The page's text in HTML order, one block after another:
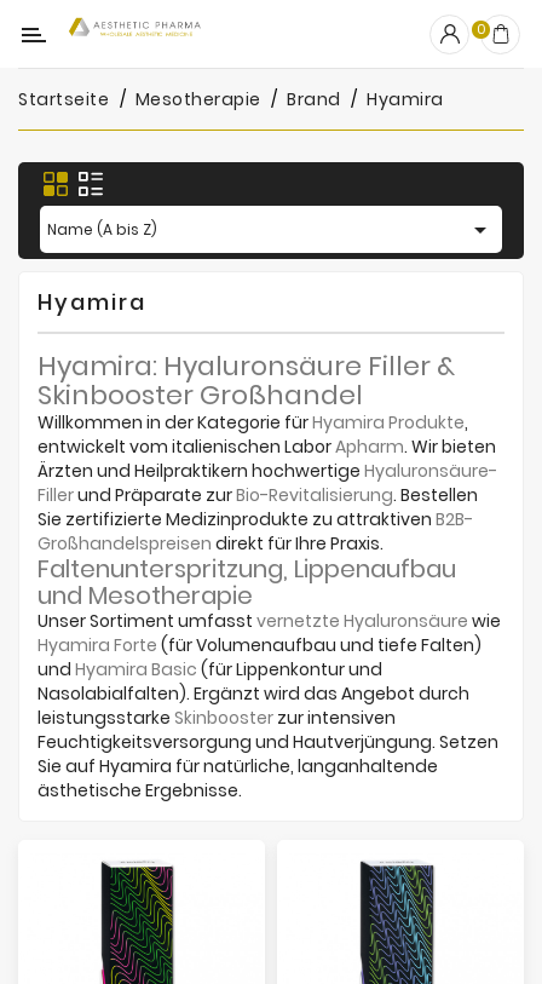
Kategorie
OUTLET
Fillers
Biostimulatoren
Mesotherapie
Peelings
PRP
Skincare
Zubehör
Hersteller
0
Startseite Mesotherapie Brand Hyamira
Name (A bis Z) 
Hyamira
Hyamira: Hyaluronsäure Filler &
Skinbooster Großhandel
Willkommen in der Kategorie fürHyamira Produkte,
entwickelt vom italienischen LaborApharm. Wir bieten
Ärzten und Heilpraktikern hochwertige Hyaluronsäure-
Fillerund Präparate zurBio-Revitalisierung. Bestellen
Sie zertifizierte Medizinprodukte zu attraktiven B2B-
Großhandelspreisen direkt für Ihre Praxis.
Faltenunterspritzung, Lippenaufbau
und Mesotherapie
Unser Sortiment umfasst vernetzte Hyaluronsäure wie
Hyamira Forte (für Volumenaufbau und tiefe Falten)
und Hyamira Basic (für Lippenkontur und
Nasolabialfalten). Ergänzt wird das Angebot durch
leistungsstarke Skinbooster zur intensiven
Feuchtigkeitsversorgung und Hautverjüngung. Setzen
Sie auf Hyamira für natürliche, langanhaltende
ästhetische Ergebnisse.